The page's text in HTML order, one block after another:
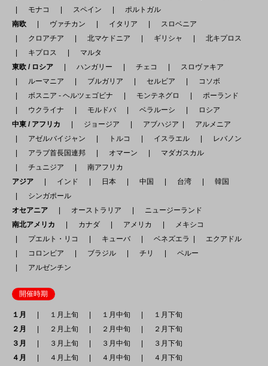
モナコ
スペイン
ポルトガル
南欧
ヴァチカン イタリア
スロベニア
クロアチア
北マケドニア ギリシャ
北キプロス
キプロス
マルタ
東欧 / ロシア
ハンガリー チェコ
スロヴァキア
ルーマニア
ブルガリア セルビア
コソボ
ボスニア - ヘルツェゴビナ
モンテネグロ
ポーランド
ウクライナ
モルドバ ベラルーシ
ロシア
中東 / アフリカ
ジョージア アブハジア
アルメニア
アゼルバイジャン
トルコ イスラエル
レバノン
アラブ首長国連邦
オマーン
マダガスカル
チュニジア
南アフリカ
アジア
インド 日本 中国 台湾
韓国
シンガポール
オセアニア
オーストラリア
ニュージーランド
南北アメリカ
カナダ アメリカ
メキシコ
プエルト・リコ
キューバ ベネズエラ
エクアドル
コロンビア
ブラジル チリ
ペルー
アルゼンチン
開催時期
１月 １月上旬 １月中旬
１月下旬
２月
２月上旬 ２月中旬
２月下旬
３月
３月上旬 ３月中旬
３月下旬
４月
４月上旬 ４月中旬 ４月下旬